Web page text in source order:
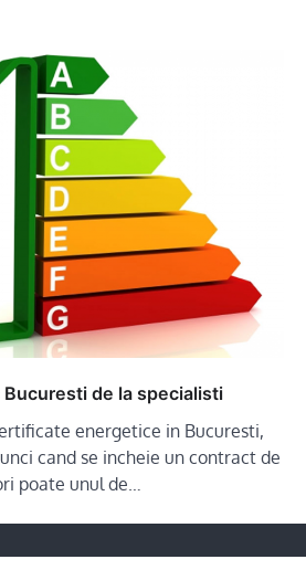
de la specialisti
energetice in Bucuresti,
cand se incheie un contract de
poate unul de…